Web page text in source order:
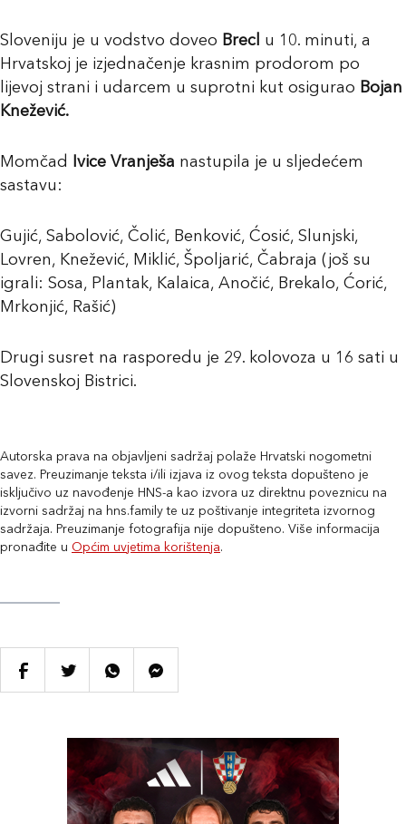
Sloveniju je u vodstvo doveo Brecl u 10. minuti, a
Hrvatskoj je izjednačenje krasnim prodorom po
lijevoj strani i udarcem u suprotni kut osigurao Bojan
Knežević.
Momčad Ivice Vranješa nastupila je u sljedećem
sastavu:
Gujić, Sabolović, Čolić, Benković, Ćosić, Slunjski,
Lovren, Knežević, Miklić, Špoljarić, Čabraja (još su
igrali: Sosa, Plantak, Kalaica, Anočić, Brekalo, Ćorić,
Mrkonjić, Rašić)
Drugi susret na rasporedu je 29. kolovoza u 16 sati u
Slovenskoj Bistrici.
Autorska prava na objavljeni sadržaj polaže Hrvatski nogometni
savez. Preuzimanje teksta i/ili izjava iz ovog teksta dopušteno je
isključivo uz navođenje HNS-a kao izvora uz direktnu poveznicu na
izvorni sadržaj na hns.family te uz poštivanje integriteta izvornog
sadržaja. Preuzimanje fotografija nije dopušteno. Više informacija
pronađite u Općim uvjetima korištenja.